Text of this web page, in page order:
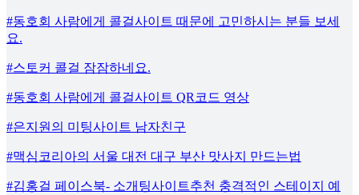
#동호회 사람에게 콜걸사이트 때문에 고민하시는 분들 보세
요.
#스토커 콜걸 잠잠하네요.
#동호회 사람에게 콜걸사이트 QR코드 영상
#은지원의 미팅사이트 남자친구
#맥심코리아의 서울 대전 대구 부산 맛사지 만드는법
#김홍걸 페이스북- 소개팅사이트추천 충격적인 스테이지 예